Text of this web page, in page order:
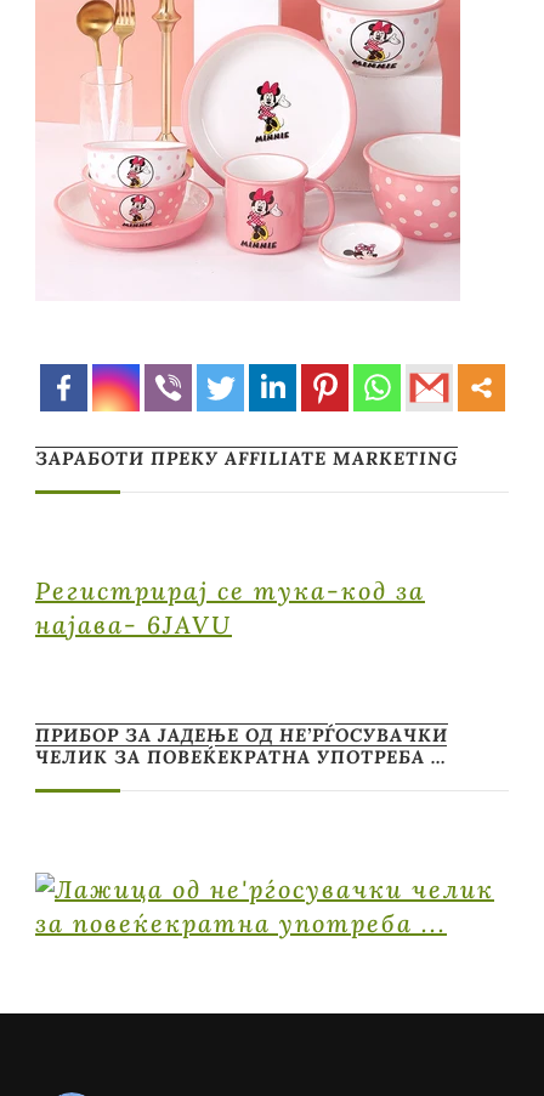
ЗАРАБОТИ ПРЕКУ AFFILIATE MARKETING
Регистрирај се тука-код за
најава- 6JAVU
ПРИБОР ЗА ЈАДЕЊЕ ОД НЕ’РЃОСУВАЧКИ
ЧЕЛИК ЗА ПОВЕЌЕКРАТНА УПОТРЕБА …